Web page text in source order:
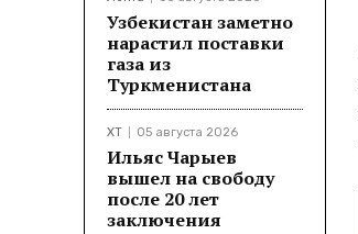
Узбекистан заметно
нарастил поставки
газа из
Туркменистана
ХТ 05 августа 2026
Ильяс Чарыев
вышел на свободу
после 20 лет
заключения